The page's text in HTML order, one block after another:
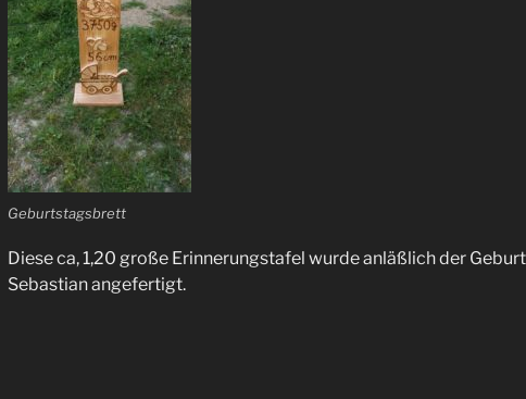
Geburtstagsbrett
Diese ca, 1,20 große Erinnerungstafel wurde anläßlich der
Sebastian angefertigt.